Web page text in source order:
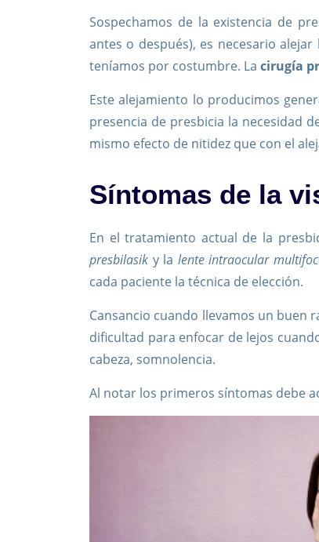
Sospechamos de la existencia de
antes o después), es necesario
teníamos por costumbre. La cirugía
Este alejamiento lo producimos
presencia de presbicia la necesidad
mismo efecto de nitidez que con el
Síntomas de la
En el tratamiento actual de la
presbilasik y la lente intraocular
cada paciente la técnica de elección.
Cansancio cuando llevamos un buen
dificultad para enfocar de lejos
cabeza, somnolencia.
Al notar los primeros síntomas debe